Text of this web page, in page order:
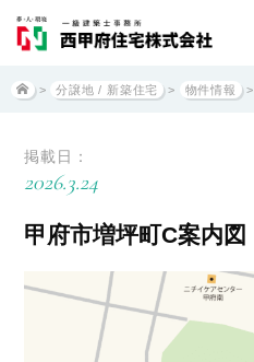
> 分譲地 / 新築住宅 > 物件情報 >
掲載日：
2026.3.24
甲府市増坪町C案内図